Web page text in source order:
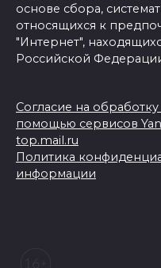
основе сбора,
относящихся к
"Интернет",
Российской
Согласие на
помощью сервисов
top.mail.ru
Политика
информации